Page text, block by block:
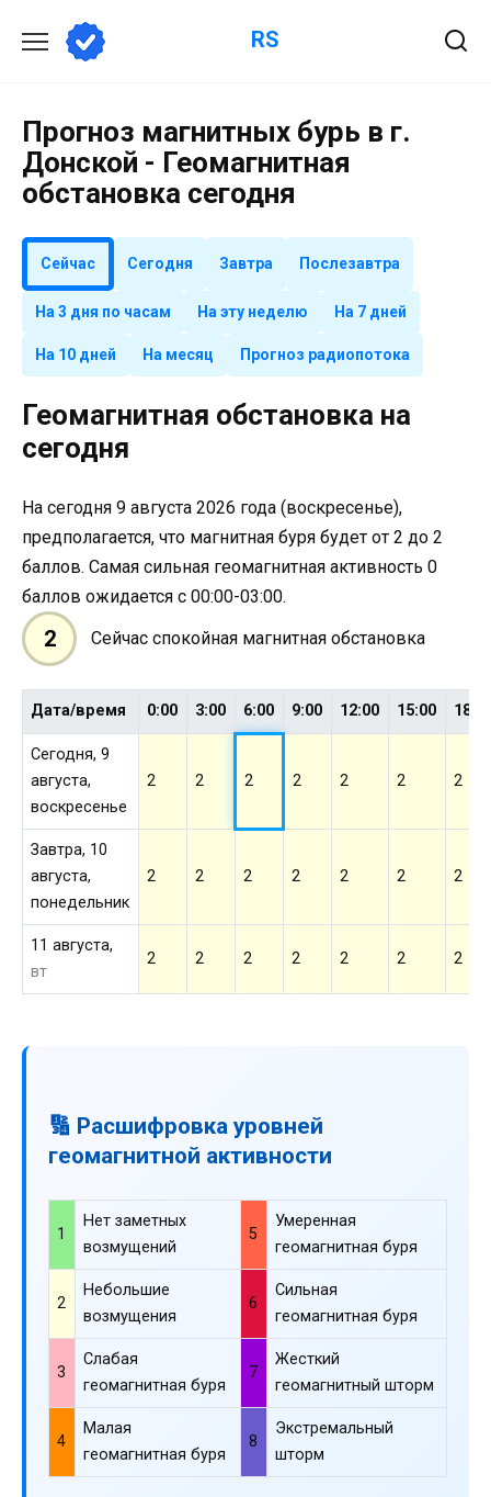
содержанию
RS
Прогноз магнитных бурь в г.
Донской - Геомагнитная
обстановка сегодня
Сейчас Сегодня Завтра Послезавтра
На 3 дня по часам На эту неделю На 7 дней
На 10 дней На месяц Прогноз радиопотока
Геомагнитная обстановка на
сегодня
На сегодня 9 августа 2026 года (воскресенье),
предполагается, что магнитная буря будет от 2 до 2
баллов. Самая сильная геомагнитная активность 0
баллов ожидается с 00:00-03:00.
2 Сейчас спокойная магнитная обстановка
Дата/время 0:00 3:00 6:00 9:00 12:00 15:00
Сегодня, 9
августа,
воскресенье
2 2 2 2 2 2 2
Завтра, 10
августа,
понедельник
2 2 2 2 2 2 2
11 августа,
вт
2 2 2 2 2 2 2
🔢 Расшифровка уровней
геомагнитной активности
1
Нет заметных
возмущений
5
Умеренная
геомагнитная буря
2
Небольшие
возмущения
6
Сильная
геомагнитная буря
3
Слабая
геомагнитная буря
7
Жесткий
геомагнитный шторм
4
Малая
геомагнитная буря
8
Экстремальный
шторм